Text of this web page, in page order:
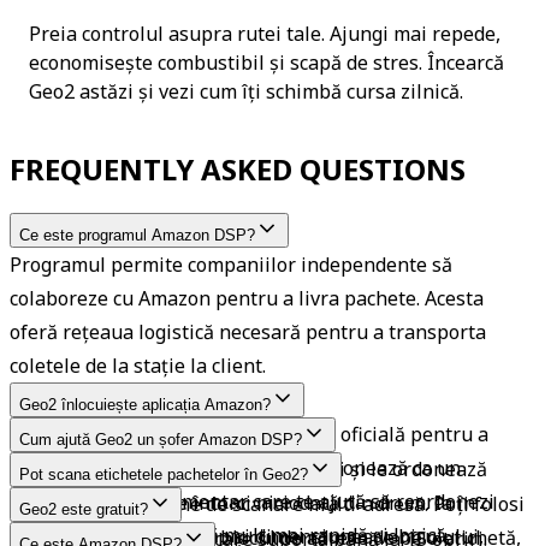
Preia controlul asupra rutei tale. Ajungi mai repede,
economisește combustibil și scapă de stres. Încearcă
Geo2 astăzi și vezi cum îți schimbă cursa zilnică.
FREQUENTLY ASKED QUESTIONS
Ce este programul Amazon DSP?
Programul permite companiilor independente să
colaboreze cu Amazon pentru a livra pachete. Acesta
oferă rețeaua logistică necesară pentru a transporta
coletele de la stație la client.
Geo2 înlocuiește aplicația Amazon?
Nu. Folosești în continuare aplicația oficială pentru a
finaliza procesul de livrare. Geo2 acționează ca un
instrument complementar care te ajută să reordonezi
opririle într-o secvență mult mai rapidă și logică.
Cum ajută Geo2 un șofer Amazon DSP?
Acesta preia un volum mare de opriri și le ordonează
astfel încât să nu te întorci niciodată din drum. Ia în
calcul ferestrele de timp și dimensiunea vehiculului,
Pot scana etichetele pachetelor în Geo2?
Da. Aplicația dispune de scanare multi-adresă. Poți folosi
camera pentru a scana blocul de adrese de pe o etichetă,
Geo2 este gratuit?
Există un nivel gratuit care suportă până la 15 opriri.